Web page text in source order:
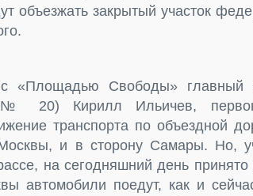
объезжать закрытый участок
с «Площадью Свободы»
№ 20) Кирилл Ильичев,
транспорта по объездной
и в сторону Самары. Но,
на сегодняшний день принято
автомобили поедут, как и